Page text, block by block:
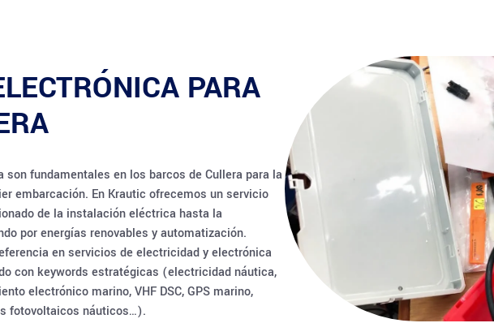
PARA
fundamentales en los barcos de Cullera para la
embarcación. En Krautic ofrecemos un servicio
de la instalación eléctrica hasta la
por energías renovables y automatización.
en servicios de electricidad y electrónica
con keywords estratégicas (electricidad náutica,
electrónico marino, VHF DSC, GPS marino,
fotovoltaicos náuticos…).